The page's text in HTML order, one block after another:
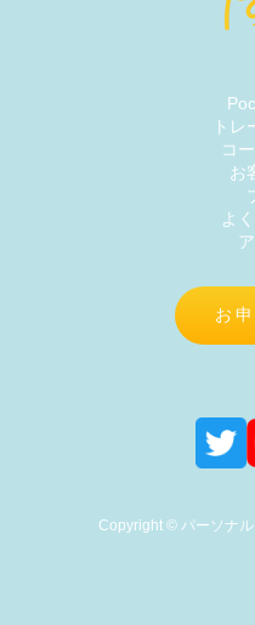
トレ
コ
お
よ
お
Copyright © パーソナル